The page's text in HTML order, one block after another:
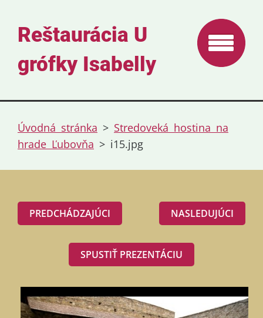
Reštaurácia U
grófky Isabelly
Úvodná stránka > Stredoveká hostina na
hrade Ľubovňa > i15.jpg
PREDCHÁDZAJÚCI NASLEDUJÚCI
SPUSTIŤ PREZENTÁCIU